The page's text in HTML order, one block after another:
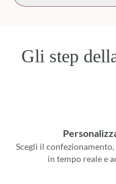
Gli step
Scegli il
in tempo reale e